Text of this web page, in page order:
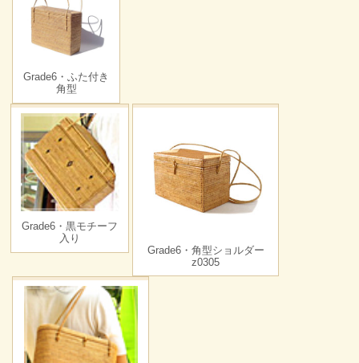
Grade6・ふた付き
角型
Grade6・黒モチーフ
入り
Grade6・角型ショルダー
z0305